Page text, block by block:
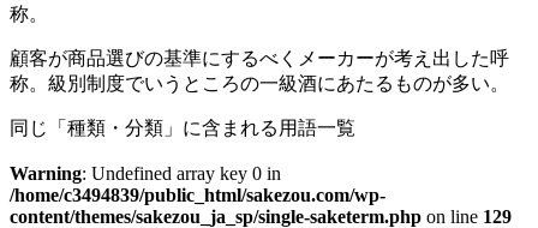
称。
顧客が商品選びの基準にするべくメーカーが考え出した呼
称。級別制度でいうところの一級酒にあたるものが多い。
同じ「種類・分類」に含まれる用語一覧
Warning: Undefined array key 0 in
/home/c3494839/public_html/sakezou.com/wp-
content/themes/sakezou_ja_sp/single-saketerm.php on line 129